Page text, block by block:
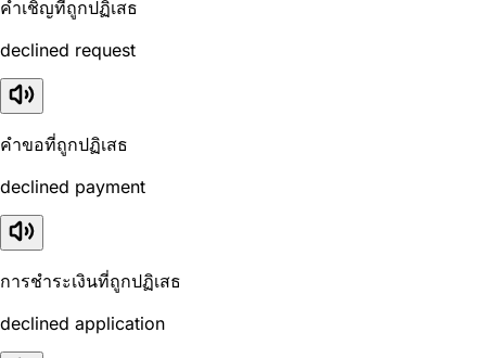
คำเชิญที่ถูกปฏิเสธ
declined request
คำขอที่ถูกปฏิเสธ
declined payment
การชำระเงินที่ถูกปฏิเสธ
declined application